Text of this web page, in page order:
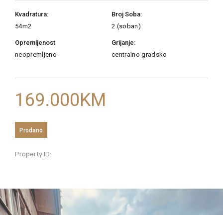
Kvadratura:
54m2
Broj Soba:
2 (soban)
Opremljenost
neopremljeno
Grijanje:
centralno gradsko
169.000KM
Prodano
Property ID: